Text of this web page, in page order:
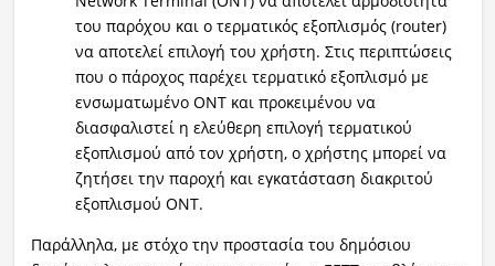
του παρόχου και ο τερματικός εξοπλισμός (router)
να αποτελεί επιλογή του χρήστη. Στις περιπτώσεις
που ο πάροχος παρέχει τερματικό εξοπλισμό με
ενσωματωμένο ΟΝΤ και προκειμένου να
διασφαλιστεί η ελεύθερη επιλογή τερματικού
εξοπλισμού από τον χρήστη, ο χρήστης μπορεί να
ζητήσει την παροχή και εγκατάσταση διακριτού
εξοπλισμού ΟΝΤ.
Παράλληλα, με στόχο την προστασία του δημόσιου